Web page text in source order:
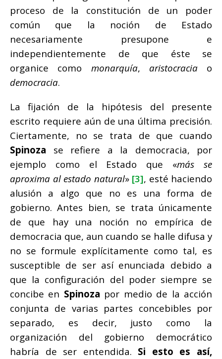
proceso de la constitución de un poder
común que la noción de Estado
necesariamente presupone e
independientemente de que éste se
organice como monarquía, aristocracia o
democracia.
La fijación de la hipótesis del presente
escrito requiere aún de una última precisión.
Ciertamente, no se trata de que cuando
Spinoza se refiere a la democracia, por
ejemplo como el Estado que «más se
aproxima al estado natural» [3], esté haciendo
alusión a algo que no es una forma de
gobierno. Antes bien, se trata únicamente
de que hay una noción no empírica de
democracia que, aun cuando se halle difusa y
no se formule explícitamente como tal, es
susceptible de ser así enunciada debido a
que la configuración del poder siempre se
concibe en Spinoza por medio de la acción
conjunta de varias partes concebibles por
separado, es decir, justo como la
organización del gobierno democrático
habría de ser entendida. Si esto es así,